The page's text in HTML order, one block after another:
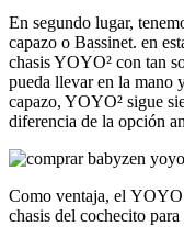
En segundo lugar,
capazo o Bassinet. en
chasis YOYO² con tan
pueda llevar en la mano
capazo, YOYO² sigue
diferencia de la opción
Como ventaja, el YOYO
chasis del cochecito para